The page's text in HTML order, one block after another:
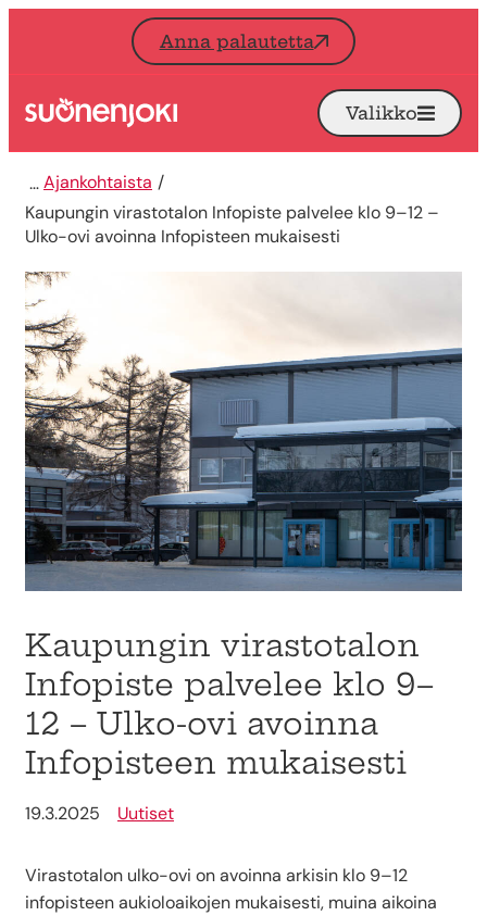
Siirry sisältöön
Anna palautetta
Etusivu Avaa
Valikko
Ajankohtaista
Kaupungin virastotalon Infopiste palvelee klo 9–12 –
Ulko-ovi avoinna Infopisteen mukaisesti
Kaupungin virastotalon
Infopiste palvelee klo 9–
12 – Ulko-ovi avoinna
Infopisteen mukaisesti
19.3.2025 Uutiset
Virastotalon ulko-ovi on avoinna arkisin klo 9–12
infopisteen aukioloaikojen mukaisesti, muina aikoina